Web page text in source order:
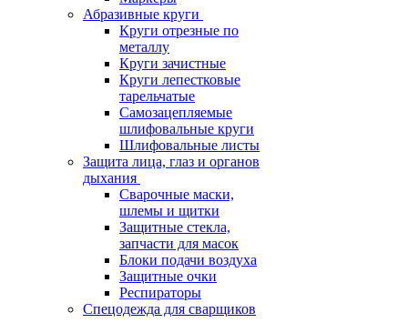
Абразивные круги
Круги отрезные по
металлу
Круги зачистные
Круги лепестковые
тарельчатые
Самозацепляемые
шлифовальные круги
Шлифовальные листы
Защита лица, глаз и органов
дыхания
Сварочные маски,
шлемы и щитки
Защитные стекла,
запчасти для масок
Блоки подачи воздуха
Защитные очки
Респираторы
Спецодежда для сварщиков